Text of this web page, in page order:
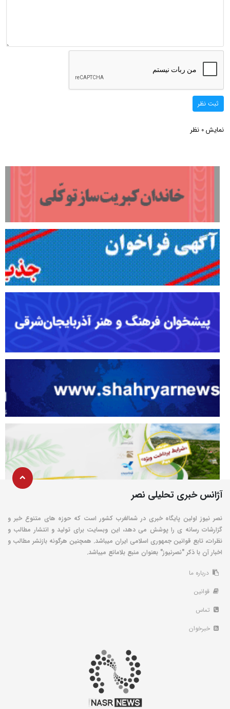
ثبت نظر
نمایش 0 نظر
آژانس خبری تحلیلی نصر
نصر نیوز اولین پایگاه خبری در شمالغرب کشور است که حوزه های متنوع خبر و
گزارشات رسانه ی را پوشش می دهد، این وبسایت برای تولید و انتشار مطالب و
نظرات، تابع قوانین جمهوری اسلامی ایران میباشد. همچنین هرگونه بازنشر مطالب و
اخبار آن با ذکر "نصرنیوز" بعنوان منبع بلامانع میباشد.
درباره ما
قوانین
تماس
خبرخوان